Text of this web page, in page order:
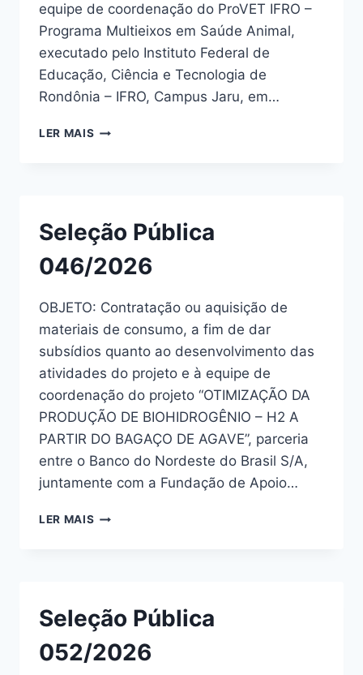
equipe de coordenação do ProVET IFRO –
Programa Multieixos em Saúde Animal,
executado pelo Instituto Federal de
Educação, Ciência e Tecnologia de
Rondônia – IFRO, Campus Jaru, em…
LER MAIS
Seleção Pública
046/2026
OBJETO: Contratação ou aquisição de
materiais de consumo, a fim de dar
subsídios quanto ao desenvolvimento das
atividades do projeto e à equipe de
coordenação do projeto “OTIMIZAÇÃO DA
PRODUÇÃO DE BIOHIDROGÊNIO – H2 A
PARTIR DO BAGAÇO DE AGAVE”, parceria
entre o Banco do Nordeste do Brasil S/A,
juntamente com a Fundação de Apoio…
LER MAIS
Seleção Pública
052/2026